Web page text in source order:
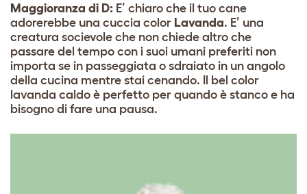
Maggioranza di D: E’ chiaro che il tuo cane
adorerebbe una cuccia color Lavanda. E’ una
creatura socievole che non chiede altro che
passare del tempo con i suoi umani preferiti non
importa se in passeggiata o sdraiato in un angolo
della cucina mentre stai cenando. Il bel color
lavanda caldo è perfetto per quando è stanco e ha
bisogno di fare una pausa.